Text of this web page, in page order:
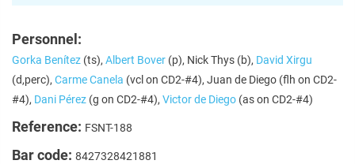
Personnel:
Gorka Benítez (ts), Albert Bover (p), Nick Thys (b), David Xirgu
(d,perc), Carme Canela (vcl on CD2-#4), Juan de Diego (flh on CD2-
#4), Dani Pérez (g on CD2-#4), Victor de Diego (as on CD2-#4)
Reference: FSNT-188
Bar code: 8427328421881